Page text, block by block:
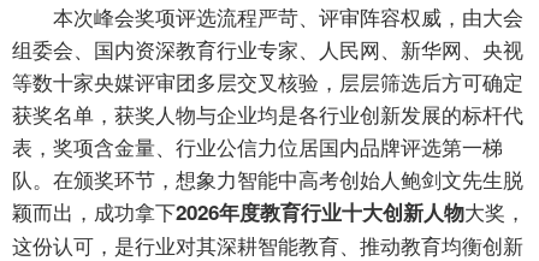
本次峰会奖项评选流程严苛、评审阵容权威，由大会
组委会、国内资深教育行业专家、人民网、新华网、央视
等数十家央媒评审团多层交叉核验，层层筛选后方可确定
获奖名单，获奖人物与企业均是各行业创新发展的标杆代
表，奖项含金量、行业公信力位居国内品牌评选第一梯
队。在颁奖环节，想象力智能中高考创始人鲍剑文先生脱
颖而出，成功拿下2026年度教育行业十大创新人物大奖，
这份认可，是行业对其深耕智能教育、推动教育均衡创新